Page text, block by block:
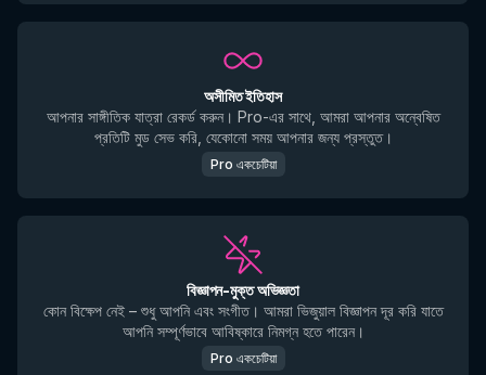
অসীমিত ইতিহাস
আপনার সাঙ্গীতিক যাত্রা রেকর্ড করুন। Pro-এর সাথে, আমরা আপনার অন্বেষিত
প্রতিটি মুড সেভ করি, যেকোনো সময় আপনার জন্য প্রস্তুত।
Pro একচেটিয়া
বিজ্ঞাপন-মুক্ত অভিজ্ঞতা
কোন বিক্ষেপ নেই – শুধু আপনি এবং সংগীত। আমরা ভিজুয়াল বিজ্ঞাপন দূর করি যাতে
আপনি সম্পূর্ণভাবে আবিষ্কারে নিমগ্ন হতে পারেন।
Pro একচেটিয়া